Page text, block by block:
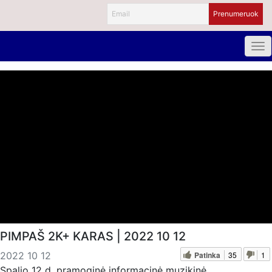
PIMPAŠ 2K+ KARAS | 2022 10 12
2022 10 12 Patinka 35 1